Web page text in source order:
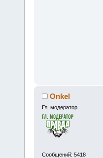
Onkel
Гл. модератор
Сообщений: 5418